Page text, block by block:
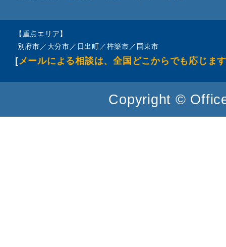
【重点エリア】
別府市／大分市／日出町／杵築市／国東市
[メールによる相談は、全国どこからでも応じま
Copyright ©